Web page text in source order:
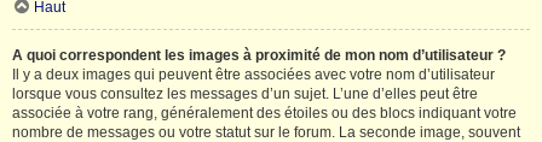
Haut
A quoi correspondent les images à proximité de mon nom d’utilisateur ?
Il y a deux images qui peuvent être associées avec votre nom d’utilisateur
lorsque vous consultez les messages d’un sujet. L’une d’elles peut être
associée à votre rang, généralement des étoiles ou des blocs indiquant votre
nombre de messages ou votre statut sur le forum. La seconde image, souvent